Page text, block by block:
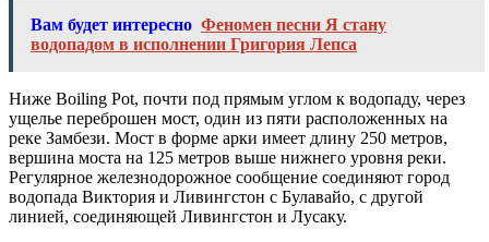
Вам будет интересно Феномен песни Я стану
водопадом в исполнении Григория Лепса
Ниже Boiling Pot, почти под прямым углом к водопаду, через
ущелье переброшен мост, один из пяти расположенных на
реке Замбези. Мост в форме арки имеет длину 250 метров,
вершина моста на 125 метров выше нижнего уровня реки.
Регулярное железнодорожное сообщение соединяют город
водопада Виктория и Ливингстон с Булавайо, с другой
линией, соединяющей Ливингстон и Лусаку.